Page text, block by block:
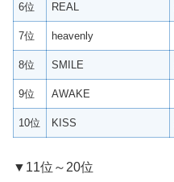
6位 REAL
7位 heavenly
8位 SMILE
9位 AWAKE
10位 KISS
▼11位～20位